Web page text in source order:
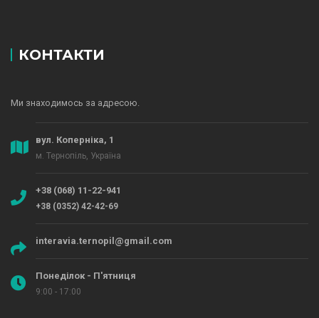
КОНТАКТИ
Ми знаходимось за адресою.
вул. Коперніка, 1
м. Тернопіль, Україна
+38 (068) 11-22-941
+38 (0352) 42-42-69
interavia.ternopil@gmail.com
Понеділок - П'ятниця
9:00 - 17:00